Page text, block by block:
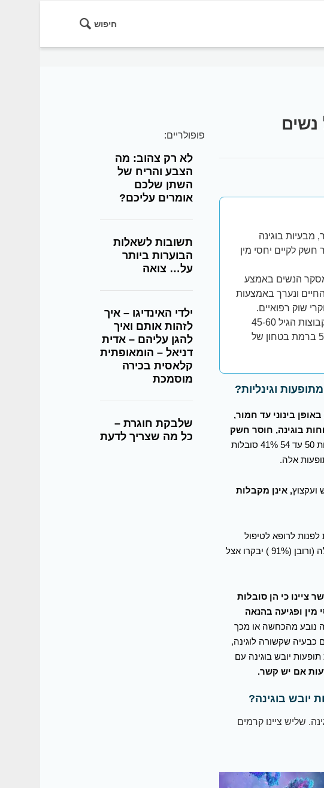
חיפוש
נשים
עד חמור, מבעיות בוגינה
חשק לקיים יחסי מין
מסקר הנשים באמצע
ונערך באמצעות
שוק רפואיים.
בסקר השתתפו עד כה, 375 נשים במדגם ארצי ומייצג של קבוצות הגיל 45-60
בישראל. (טווח השגיאה הסטטיסטית המירבי הינו +/- 5.06% ברמת בטחון של
וגינליות?
45-60 סובלות באופן בינוני עד חמור,
בוגינה, חוסר חשק
, כאשר בקרב נשים בנות 50 עד 54 41% סובלות
, אינן מקבלות
לפנות לרופא לטיפול
מתוכן ציינו כי יבקרו אצל הרופא בגין בעיות אלה (ורובן (91% ) יבקרו אצל
ציינו כי הן סובלות
מין ופגיעה בהנאה
נובע מהכחשה או מכך
כבעיה שקשורה לוגינה,
יובש בוגינה עם
יובש בוגינה?
שליש ציינו קרמים
פופולריים:
לא רק צהוב: מה
הצבע והריח של
השתן שלכם
אומרים עליכם?
תשובות לשאלות
הבוערות ביותר
על… צואה
ילדי האינדיגו – איך
לזהות אותם ואיך
להגן עליהם – אדית
דניאל – הומאופתית
קלאסית בכירה
מוסמכת
שלבקת חוגרת –
כל מה שצריך לדעת